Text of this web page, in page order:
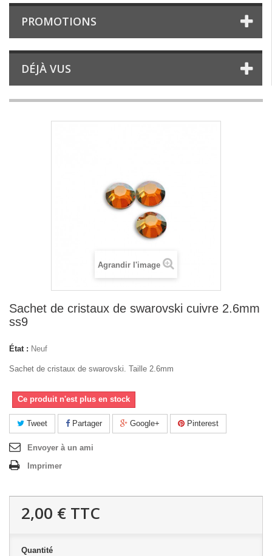
PROMOTIONS
DÉJÀ VUS
Agrandir l'image
Sachet de cristaux de swarovski cuivre 2.6mm
ss9
État : Neuf
Sachet de cristaux de swarovski. Taille 2.6mm
Ce produit n'est plus en stock
Tweet Partager Google+ Pinterest
Envoyer à un ami
Imprimer
2,00 € TTC
Quantité